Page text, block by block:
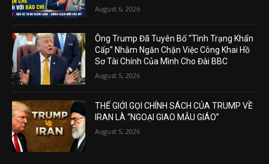
August 6, 2026
Ông Trump Đã Tuyên Bố “Tình Trạng Khẩn
Cấp” Nhằm Ngăn Chặn Việc Công Khai Hồ
Sơ Tài Chính Của Mình Cho Đài BBC
August 5, 2026
THẾ GIỚI GỌI CHÍNH SÁCH CỦA TRUMP VỀ
IRAN LÀ “NGOẠI GIAO MẪU GIÁO”
August 5, 2026